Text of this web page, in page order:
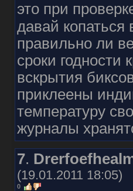
это при
давай копаться
правильно ли
сроки годности
вскрытия
приклеены
температуру
журналы
7.
(19.01.2011 18:05)
0